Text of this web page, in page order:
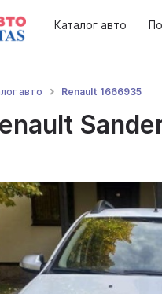
Каталог авто
авто Renault 1666935